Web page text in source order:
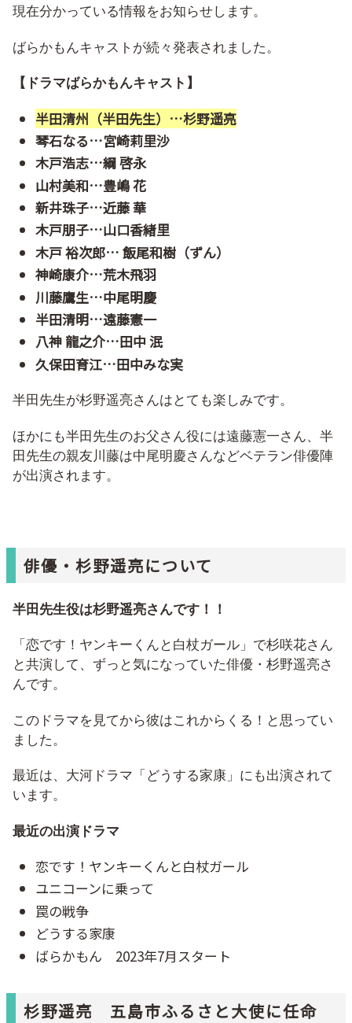
現在分かっている情報をお知らせします。
ばらかもんキャストが続々発表されました。
【ドラマばらかもんキャスト】
半田清州（半田先生）…杉野遥亮
琴石なる…宮崎莉里沙
木戸浩志…綱 啓永
山村美和…豊嶋 花
新井珠子…近藤 華
木戸朋子…山口香緖里
木戸 裕次郎… 飯尾和樹（ずん）
神崎康介…荒木飛羽
川藤鷹生…中尾明慶
半田清明…遠藤憲一
八神 龍之介…田中 泯
久保田育江…田中みな実
半田先生が杉野遥亮さんはとても楽しみです。
ほかにも半田先生のお父さん役には遠藤憲一さん、半
田先生の親友川藤は中尾明慶さんなどベテラン俳優陣
が出演されます。
俳優・杉野遥亮について
半田先生役は杉野遥亮さんです！！
「恋です！ヤンキーくんと白杖ガール」で杉咲花さん
と共演して、ずっと気になっていた俳優・杉野遥亮さ
んです。
このドラマを見てから彼はこれからくる！と思ってい
ました。
最近は、大河ドラマ「どうする家康」にも出演されて
います。
最近の出演ドラマ
恋です！ヤンキーくんと白杖ガール
ユニコーンに乗って
罠の戦争
どうする家康
ばらかもん 2023年7月スタート
杉野遥亮 五島市ふるさと大使に任命